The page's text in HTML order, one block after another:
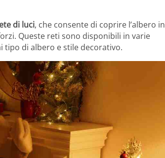
di luci, che consente di coprire l’albero in
Queste reti sono disponibili in varie
tipo di albero e stile decorativo.